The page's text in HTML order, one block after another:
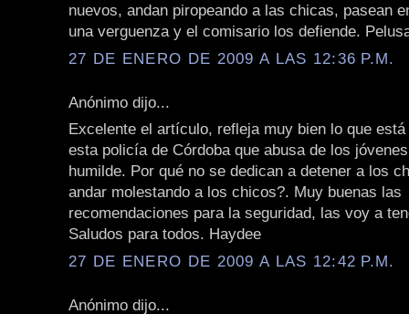
nuevos, andan piropeando a las chicas, pasean
una verguenza y el comisario los defiende.
27 DE ENERO DE 2009 A LAS 12:36 P.M.
Anónimo dijo...
Excelente el artículo, refleja muy bien lo que
esta policía de Córdoba que abusa de los
humilde. Por qué no se dedican a detener a los
andar molestando a los chicos?. Muy buenas las
recomendaciones para la seguridad, las voy a
Saludos para todos. Haydee
27 DE ENERO DE 2009 A LAS 12:42 P.M.
Anónimo dijo...